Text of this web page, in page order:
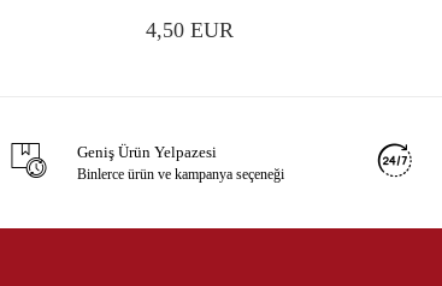
4,50 EUR
Geniş Ürün Yelpazesi
Binlerce ürün ve kampanya seçeneği